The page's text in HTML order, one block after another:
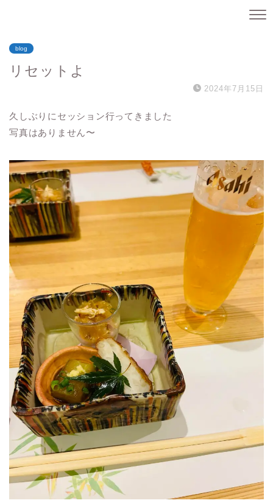
blog
リセットよ
2024年7月15日
久しぶりにセッション行ってきました
写真はありません〜